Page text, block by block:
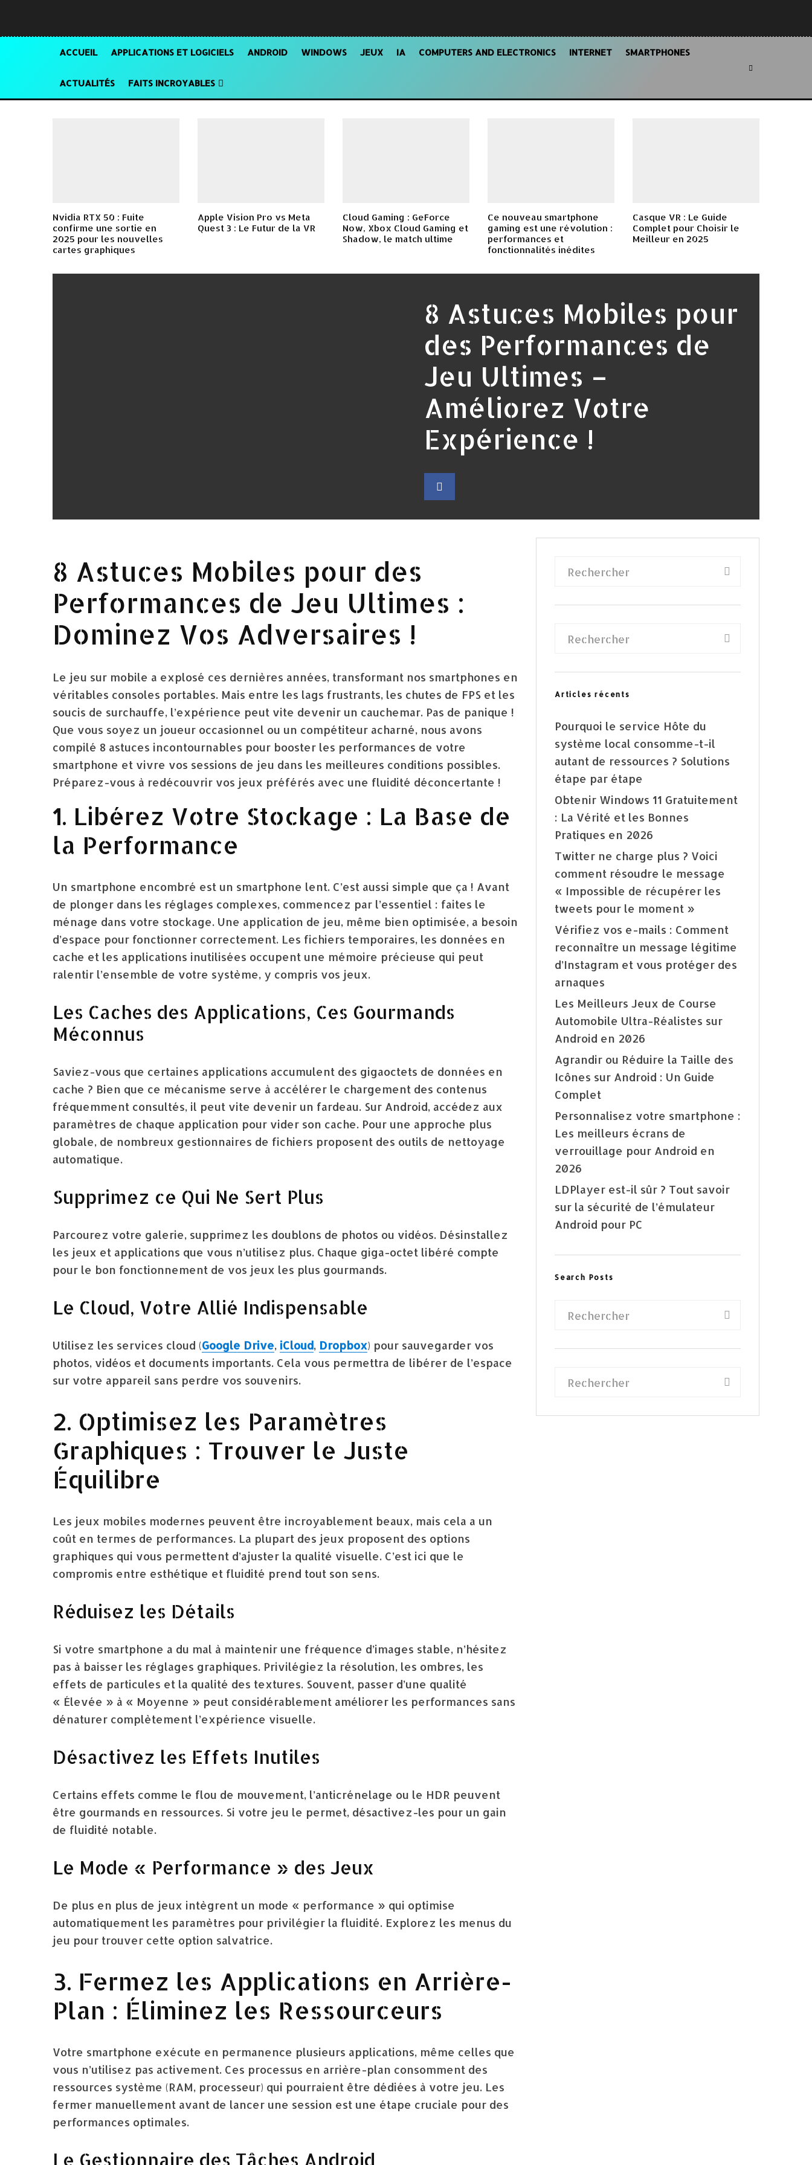
ACCUEIL APPLICATIONS ET LOGICIELS ANDROID WINDOWS JEUX IA COMPUTERS AND ELECTRONICS INTERNET SMARTPHONES
ACTUALITÉS FAITS INCROYABLES
Nvidia RTX 50 : Fuite
confirme une sortie en
2025 pour les nouvelles
cartes graphiques
Apple Vision Pro vs Meta
Quest 3 : Le Futur de la VR
Cloud Gaming : GeForce
Now, Xbox Cloud Gaming et
Shadow, le match ultime
Ce nouveau smartphone
gaming est une révolution :
performances et
fonctionnalités inédites
Casque VR : Le Guide
Complet pour Choisir le
Meilleur en 2025
8 Astuces Mobiles pour
des Performances de
Jeu Ultimes –
Améliorez Votre
Expérience !
8 Astuces Mobiles pour des
Performances de Jeu Ultimes :
Dominez Vos Adversaires !
Le jeu sur mobile a explosé ces dernières années, transformant nos smartphones en
véritables consoles portables. Mais entre les lags frustrants, les chutes de FPS et les
soucis de surchauffe, l’expérience peut vite devenir un cauchemar. Pas de panique !
Que vous soyez un joueur occasionnel ou un compétiteur acharné, nous avons
compilé 8 astuces incontournables pour booster les performances de votre
smartphone et vivre vos sessions de jeu dans les meilleures conditions possibles.
Préparez-vous à redécouvrir vos jeux préférés avec une fluidité déconcertante !
1. Libérez Votre Stockage : La Base de
la Performance
Un smartphone encombré est un smartphone lent. C’est aussi simple que ça ! Avant
de plonger dans les réglages complexes, commencez par l’essentiel : faites le
ménage dans votre stockage. Une application de jeu, même bien optimisée, a besoin
d’espace pour fonctionner correctement. Les fichiers temporaires, les données en
cache et les applications inutilisées occupent une mémoire précieuse qui peut
ralentir l’ensemble de votre système, y compris vos jeux.
Les Caches des Applications, Ces Gourmands
Méconnus
Saviez-vous que certaines applications accumulent des gigaoctets de données en
cache ? Bien que ce mécanisme serve à accélérer le chargement des contenus
fréquemment consultés, il peut vite devenir un fardeau. Sur Android, accédez aux
paramètres de chaque application pour vider son cache. Pour une approche plus
globale, de nombreux gestionnaires de fichiers proposent des outils de nettoyage
automatique.
Supprimez ce Qui Ne Sert Plus
Parcourez votre galerie, supprimez les doublons de photos ou vidéos. Désinstallez
les jeux et applications que vous n’utilisez plus. Chaque giga-octet libéré compte
pour le bon fonctionnement de vos jeux les plus gourmands.
Le Cloud, Votre Allié Indispensable
Utilisez les services cloud (Google Drive, iCloud, Dropbox) pour sauvegarder vos
photos, vidéos et documents importants. Cela vous permettra de libérer de l’espace
sur votre appareil sans perdre vos souvenirs.
2. Optimisez les Paramètres
Graphiques : Trouver le Juste
Équilibre
Les jeux mobiles modernes peuvent être incroyablement beaux, mais cela a un
coût en termes de performances. La plupart des jeux proposent des options
graphiques qui vous permettent d’ajuster la qualité visuelle. C’est ici que le
compromis entre esthétique et fluidité prend tout son sens.
Réduisez les Détails
Si votre smartphone a du mal à maintenir une fréquence d’images stable, n’hésitez
pas à baisser les réglages graphiques. Privilégiez la résolution, les ombres, les
effets de particules et la qualité des textures. Souvent, passer d’une qualité
« Élevée » à « Moyenne » peut considérablement améliorer les performances sans
dénaturer complètement l’expérience visuelle.
Désactivez les Effets Inutiles
Certains effets comme le flou de mouvement, l’anticrénelage ou le HDR peuvent
être gourmands en ressources. Si votre jeu le permet, désactivez-les pour un gain
de fluidité notable.
Le Mode « Performance » des Jeux
De plus en plus de jeux intègrent un mode « performance » qui optimise
automatiquement les paramètres pour privilégier la fluidité. Explorez les menus du
jeu pour trouver cette option salvatrice.
3. Fermez les Applications en Arrière-
Plan : Éliminez les Ressourceurs
Votre smartphone exécute en permanence plusieurs applications, même celles que
vous n’utilisez pas activement. Ces processus en arrière-plan consomment des
ressources système (RAM, processeur) qui pourraient être dédiées à votre jeu. Les
fermer manuellement avant de lancer une session est une étape cruciale pour des
performances optimales.
Le Gestionnaire des Tâches Android
Articles récents
Pourquoi le service Hôte du
système local consomme-t-il
autant de ressources ? Solutions
étape par étape
Obtenir Windows 11 Gratuitement
: La Vérité et les Bonnes
Pratiques en 2026
Twitter ne charge plus ? Voici
comment résoudre le message
« Impossible de récupérer les
tweets pour le moment »
Vérifiez vos e-mails : Comment
reconnaître un message légitime
d’Instagram et vous protéger des
arnaques
Les Meilleurs Jeux de Course
Automobile Ultra-Réalistes sur
Android en 2026
Agrandir ou Réduire la Taille des
Icônes sur Android : Un Guide
Complet
Personnalisez votre smartphone :
Les meilleurs écrans de
verrouillage pour Android en
2026
LDPlayer est-il sûr ? Tout savoir
sur la sécurité de l’émulateur
Android pour PC
Search Posts